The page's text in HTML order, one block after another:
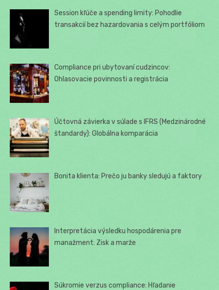
Session kľúče a spending limity: Pohodlie
transakcií bez hazardovania s celým portfóliom
Compliance pri ubytovaní cudzincov:
Ohlasovacie povinnosti a registrácia
Účtovná závierka v súlade s IFRS (Medzinárodné
štandardy): Globálna komparácia
Bonita klienta: Prečo ju banky sledujú a faktory
Interpretácia výsledku hospodárenia pre
manažment: Zisk a marže
Súkromie verzus compliance: Hľadanie